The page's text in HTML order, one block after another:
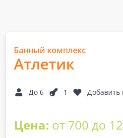
Банный комплекс
Атлетик
До 6 1 Добавить
Цена: от 700 до